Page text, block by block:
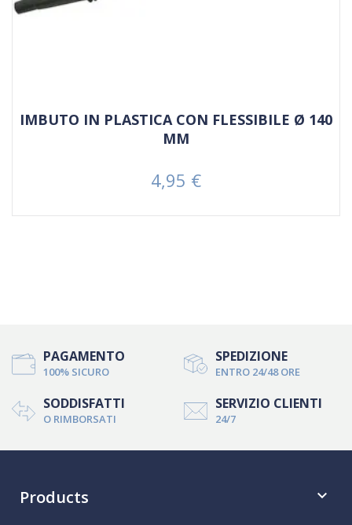
IMBUTO IN PLASTICA CON FLESSIBILE Ø 140
MM
Prezzo
4,95 €
PAGAMENTO
100% SICURO
SPEDIZIONE
ENTRO 24/48 ORE
SODDISFATTI
O RIMBORSATI
SERVIZIO CLIENTI
24/7
Products 